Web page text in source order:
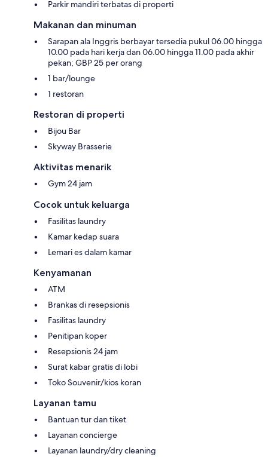
Parkir mandiri terbatas di properti
Makanan dan minuman
Sarapan ala Inggris berbayar tersedia pukul 06.00 hingga
10.00 pada hari kerja dan 06.00 hingga 11.00 pada akhir
pekan; GBP 25 per orang
1 bar/lounge
1 restoran
Restoran di properti
Bijou Bar
Skyway Brasserie
Aktivitas menarik
Gym 24 jam
Cocok untuk keluarga
Fasilitas laundry
Kamar kedap suara
Lemari es dalam kamar
Kenyamanan
ATM
Brankas di resepsionis
Fasilitas laundry
Penitipan koper
Resepsionis 24 jam
Surat kabar gratis di lobi
Toko Souvenir/kios koran
Layanan tamu
Bantuan tur dan tiket
Layanan concierge
Layanan laundry/dry cleaning